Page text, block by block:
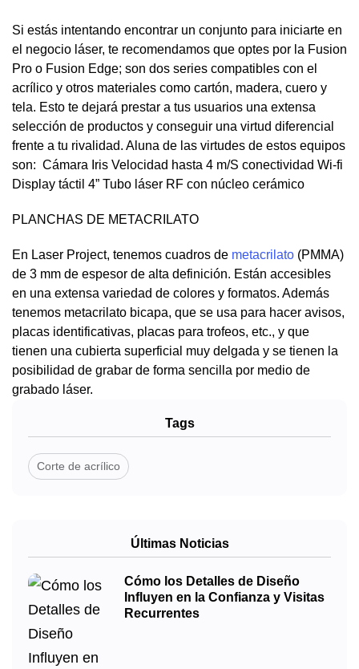
Si estás intentando encontrar un conjunto para iniciarte en
el negocio láser, te recomendamos que optes por la Fusion
Pro o Fusion Edge; son dos series compatibles con el
acrílico y otros materiales como cartón, madera, cuero y
tela. Esto te dejará prestar a tus usuarios una extensa
selección de productos y conseguir una virtud diferencial
frente a tu rivalidad. Aluna de las virtudes de estos equipos
son: Cámara Iris Velocidad hasta 4 m/S conectividad Wi-fi
Display táctil 4” Tubo láser RF con núcleo cerámico
PLANCHAS DE METACRILATO
En Laser Project, tenemos cuadros de metacrilato (PMMA)
de 3 mm de espesor de alta definición. Están accesibles
en una extensa variedad de colores y formatos. Además
tenemos metacrilato bicapa, que se usa para hacer avisos,
placas identificativas, placas para trofeos, etc., y que
tienen una cubierta superficial muy delgada y se tienen la
posibilidad de grabar de forma sencilla por medio de
grabado láser.
Tags
Corte de acrílico
Últimas Noticias
Cómo los Detalles de Diseño
Influyen en la Confianza y Visitas
Recurrentes